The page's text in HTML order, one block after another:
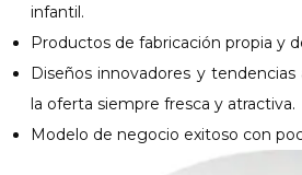
infantil.
Productos de fabricación propia y
Diseños innovadores y
la oferta siempre fresca y atractiva.
Modelo de negocio exitoso con